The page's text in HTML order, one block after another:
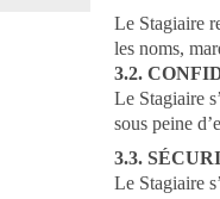
Le Stagiaire
les noms,
3.2.
Le Stagiaire
sous peine
3.3.
Le Stagiaire